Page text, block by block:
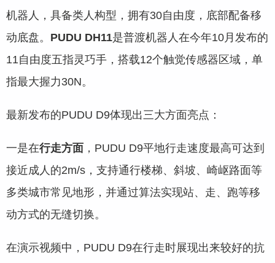
机器人，具备类人构型，拥有30自由度，底部配备移
动底盘。 PUDU DH11是普渡机器人在今年10月发布的
11自由度五指灵巧手，搭载12个触觉传感器区域，单
指最大握力30N。
最新发布的PUDU D9体现出三大方面亮点：
一是在行走方面 ，PUDU D9平地行走速度最高可达到
接近成人的2m/s，支持通行楼梯、斜坡、崎岖路面等
多类城市常见地形，并通过算法实现站、走、跑等移
动方式的无缝切换。
在演示视频中，PUDU D9在行走时展现出来较好的抗